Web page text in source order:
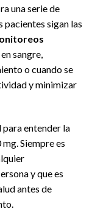
una serie de
pacientes sigan las
sangre,
o cuando se
y minimizar
para entender la
Siempre es
y que es
antes de